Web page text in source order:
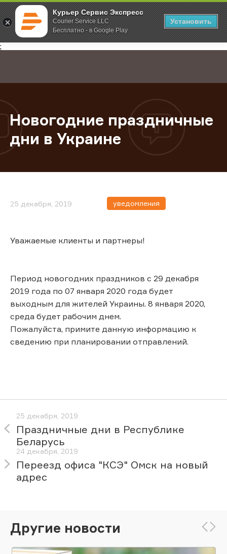
Курьер Сервис Экспресс
Courier Service LLC
Бесплатно - в Google Play
Установить
;
Главная О компании Новости Новогодние праздничные дни в
Новогодние праздничные
дни в Украине
25 декабря, 2019 уведомления
Уважаемые клиенты и партнеры!
Период новогодних праздников с 29 декабря
2019 года по 07 января 2020 года будет
выходным для жителей Украины. 8 января 2020,
среда будет рабочим днем.
Пожалуйста, примите данную информацию к
сведению при планировании отправлений.
25 декабря, 2019
Праздничные дни в Республике
Беларусь
24 декабря, 2019
Переезд офиса "КСЭ" Омск на новый
адрес
Другие новости